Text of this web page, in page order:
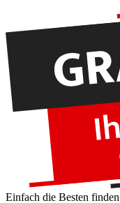
Einfach die Besten finden